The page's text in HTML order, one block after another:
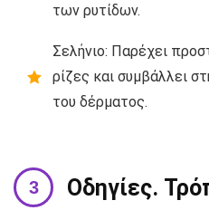
των ρυτίδων.
Σελήνιο: Παρέχει
ρίζες και συμβάλλει
του δέρματος.
Οδηγίες.